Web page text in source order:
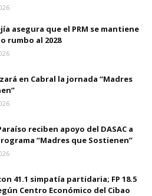
asegura que el PRM se mantiene
rumbo al 2028
en Cabral la jornada “Madres
reciben apoyo del DASAC a
“Madres que Sostienen”
41.1 simpatía partidaria; FP 18.5
Centro Económico del Cibao